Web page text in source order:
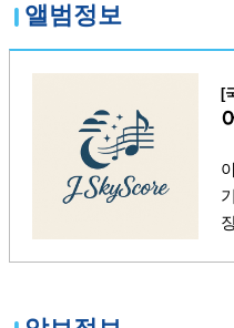
앨범정보
[